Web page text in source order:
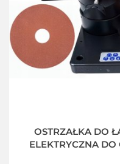
OSTRZAŁKA DO
ELEKTRYCZNA